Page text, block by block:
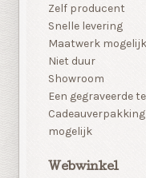
Zelf producent
Snelle levering
Maatwerk mogelijk
Niet duur
Showroom
Een gegraveerde
mogelijk
Webwinkel